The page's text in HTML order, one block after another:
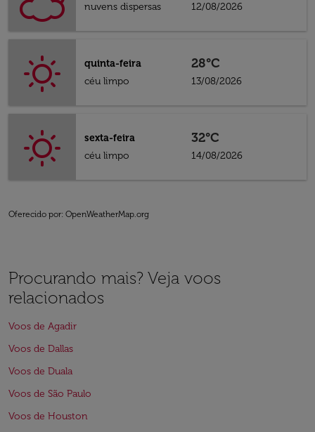
nuvens dispersas
12/08/2026
quinta-feira
céu limpo
28°C
13/08/2026
sexta-feira
céu limpo
32°C
14/08/2026
Oferecido por: OpenWeatherMap.org
Procurando mais? Veja voos
relacionados
Voos de Agadir
Voos de Dallas
Voos de Duala
Voos de São Paulo
Voos de Houston